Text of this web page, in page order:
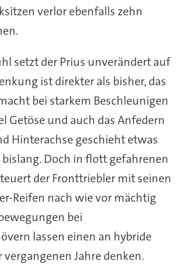
verlor ebenfalls zehn
setzt der Prius unverändert auf
ist direkter als bisher, das
bei starkem Beschleunigen
Getöse und auch das Anfedern
Hinterachse geschieht etwas
Doch in flott gefahrenen
der Fronttriebler mit seinen
Reifen nach wie vor mächtig
bei
lassen einen an hybride
vergangenen Jahre denken.